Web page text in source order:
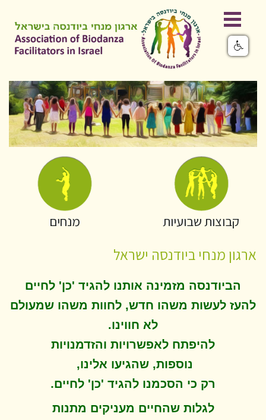
קבוצות שבועיות מנחים
ארגון מנחי ביודנסה ישראל
הביודנסה מזמינה אותנו להגיד 'כן' לחיים
להעז לעשות משהו חדש, לחוות משהו שמעולם
לא חווינו.
להיפתח לאפשרויות והזדמנויות
נוספות, שהגיעו אלינו,
רק כי הסכמנו להגיד 'כן' לחיים.
לגלות שהחיים מעניקים מתנות